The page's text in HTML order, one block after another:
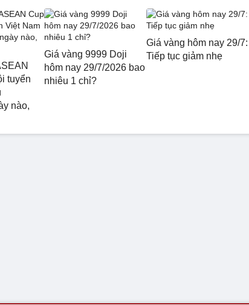
tuyển
nào,
Giá vàng 9999 Doji
hôm nay 29/7/2026 bao
nhiêu 1 chỉ?
Giá vàng hôm nay 29/7:
Tiếp tục giảm nhẹ